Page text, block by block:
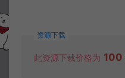
资源下载
此资源下载价格为 100